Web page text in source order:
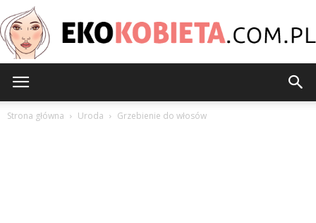
Strona główna Uroda Grzebienie do włosów